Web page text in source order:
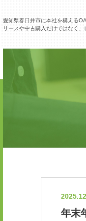
愛知県春日井市に本社を構える
リースや中古購入だけではなく、
年末